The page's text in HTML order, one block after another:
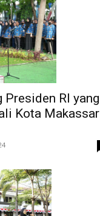
Presiden RI yang
Kota Makassar